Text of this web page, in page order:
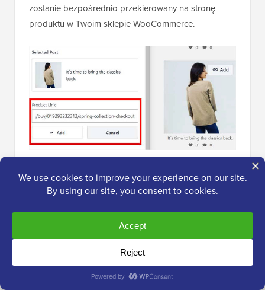
zostanie bezpośrednio przekierowany na stronę
produktu w Twoim sklepie WooCommerce.
Teraz możesz powtórzyć te kroki dla wszystkich
postów w swoim kanale, aby Twoje produkty były
Możesz nawet zmienić adres URL produktu, klikając
przycisk „Aktualizuj” w postach.
Na koniec kliknij przycisk „Zapisz” u góry, aby